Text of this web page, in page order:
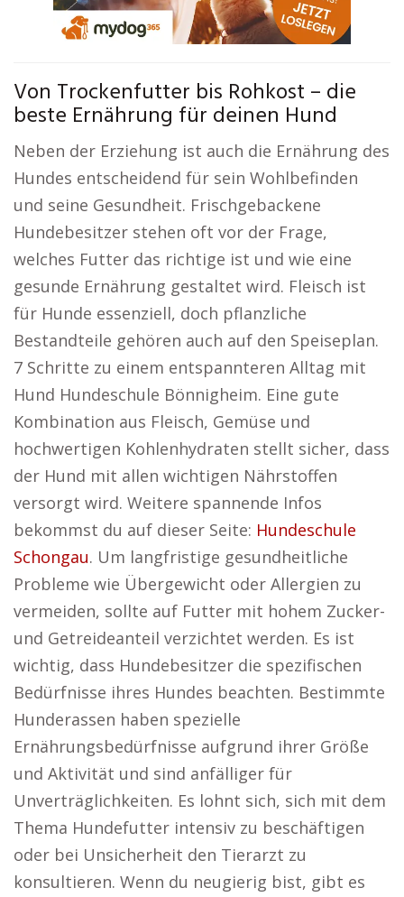
Von Trockenfutter bis Rohkost – die
beste Ernährung für deinen Hund
Neben der Erziehung ist auch die Ernährung des
Hundes entscheidend für sein Wohlbefinden
und seine Gesundheit. Frischgebackene
Hundebesitzer stehen oft vor der Frage,
welches Futter das richtige ist und wie eine
gesunde Ernährung gestaltet wird. Fleisch ist
für Hunde essenziell, doch pflanzliche
Bestandteile gehören auch auf den Speiseplan.
7 Schritte zu einem entspannteren Alltag mit
Hund Hundeschule Bönnigheim. Eine gute
Kombination aus Fleisch, Gemüse und
hochwertigen Kohlenhydraten stellt sicher, dass
der Hund mit allen wichtigen Nährstoffen
versorgt wird. Weitere spannende Infos
bekommst du auf dieser Seite: Hundeschule
Schongau. Um langfristige gesundheitliche
Probleme wie Übergewicht oder Allergien zu
vermeiden, sollte auf Futter mit hohem Zucker-
und Getreideanteil verzichtet werden. Es ist
wichtig, dass Hundebesitzer die spezifischen
Bedürfnisse ihres Hundes beachten. Bestimmte
Hunderassen haben spezielle
Ernährungsbedürfnisse aufgrund ihrer Größe
und Aktivität und sind anfälliger für
Unverträglichkeiten. Es lohnt sich, sich mit dem
Thema Hundefutter intensiv zu beschäftigen
oder bei Unsicherheit den Tierarzt zu
konsultieren. Wenn du neugierig bist, gibt es